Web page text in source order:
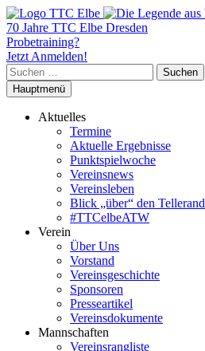
70 Jahre TTC Elbe Dresden
Probetraining?
Jetzt Anmelden!
Suchen
nach:
Hauptmenü
Aktuelles
Termine
Aktuelle Ergebnisse
Punktspielwoche
Vereinsnews
Vereinsleben
Blick „über“ den Tellerand
#TTCelbeATW
Verein
Über Uns
Vorstand
Vereinsgeschichte
Sponsoren
Presseartikel
Vereinsdokumente
Mannschaften
Vereinsrangliste